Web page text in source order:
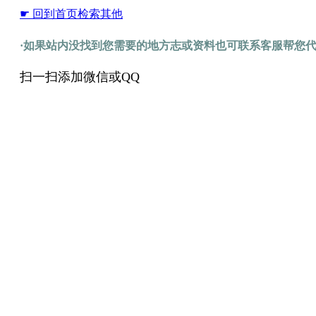
☛ 回到首页检索其他
·如果站内没找到您需要的地方志或资料也可联系客服帮您
扫一扫添加微信或QQ